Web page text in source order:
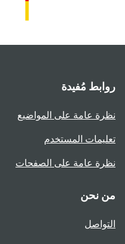
روابط مُفيدة
نظرة عامة على المواضيع
تعليمات المستخدم
نظرة عامة على الصفحات
من نحن
التواصل